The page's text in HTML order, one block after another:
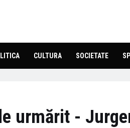
CULTURA SOCIETATE
urmărit -